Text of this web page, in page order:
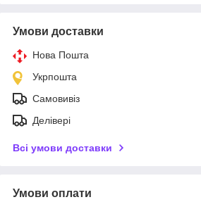
Умови доставки
Нова Пошта
Укрпошта
Самовивіз
Делівері
Всі умови доставки
Умови оплати